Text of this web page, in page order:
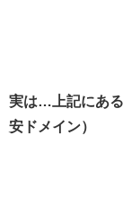
実は…上記にあ
安ドメイン）